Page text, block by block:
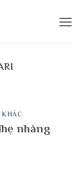
KHÁC
nhàng